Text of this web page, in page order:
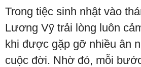
Trong tiệc sinh nhật vào
Lương Vỹ trải lòng luôn
khi được gặp gỡ nhiều ân
cuộc đời. Nhờ đó, mỗi